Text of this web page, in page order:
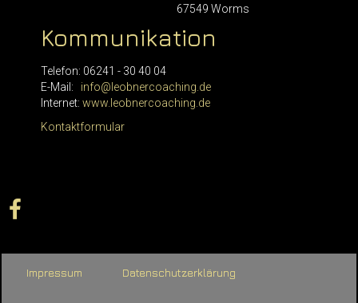
67549 Worms
Kommunikation
Telefon: 06241 - 30 40 04
E-Mail: info@leobnercoaching.de
Internet: www.leobnercoaching.de
Kontaktformular
Impressum Datenschutzerklärung